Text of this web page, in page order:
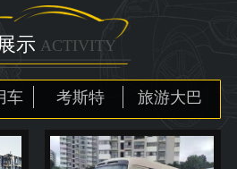
荣誉资质
联系我们
示 ACTIVITY
车 考斯特 旅游大巴